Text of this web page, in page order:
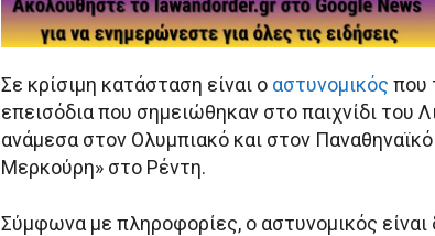
Σε κρίσιμη κατάσταση είναι ο αστυνομικός που
επεισόδια που σημειώθηκαν στο παιχνίδι του
ανάμεσα στον Ολυμπιακό και στον
Μερκούρη» στο Ρέντη.
Σύμφωνα με πληροφορίες, ο αστυνομικός